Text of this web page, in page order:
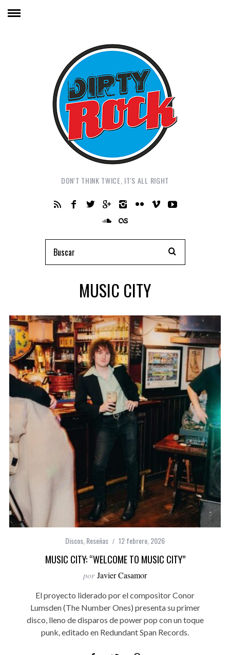
DON'T THINK TWICE, IT'S ALL RIGHT
MUSIC CITY
Discos Reseñas 12 febrero, 2026
MUSIC CITY: “WELCOME TO MUSIC CITY”
por Javier Casamor
El proyecto liderado por el compositor Conor
Lumsden (The Number Ones) presenta su primer
disco, lleno de disparos de power pop con un toque
punk, editado en Redundant Span Records.